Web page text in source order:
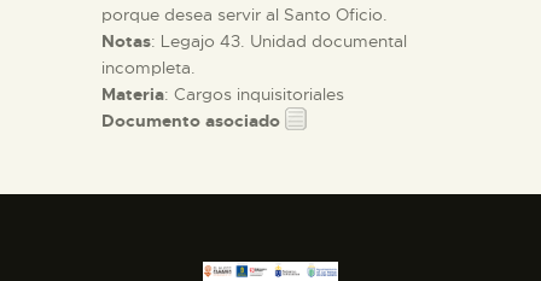
porque desea servir al Santo Oficio.
Notas: Legajo 43. Unidad documental
incompleta.
Materia: Cargos inquisitoriales
Documento asociado